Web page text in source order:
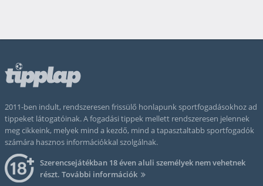
2011-ben indult, rendszeresen frissülő honlapunk sportfogadásokhoz ad
tippeket látogatóinak. A fogadási tippek mellett rendszeresen jelennek
meg cikkeink, melyek mind a kezdő, mind a tapasztaltabb sportfogadók
számára hasznos információkkal szolgálnak.
Szerencsejátékban 18 éven aluli személyek nem vehetnek
részt. További információk